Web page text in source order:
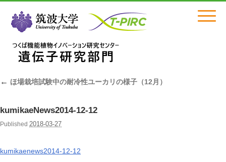
Click
← ほ場栽培試験中の耐冷性ユーカリの様子（12月）
kumikaeNews2014-12-12
Published 2018-03-27
kumikaenews2014-12-12